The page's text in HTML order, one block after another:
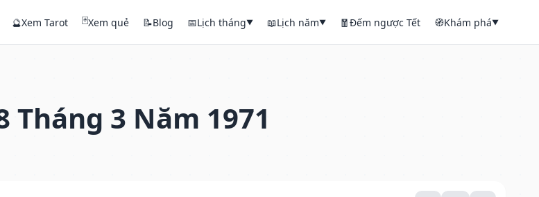
🔮Xem Tarot 🃏Xem quẻ 📝Blog 📅Lịch tháng▼ 📖Lịch năm▼ 🧧Đếm ngược Tết 🧭Khám phá▼
3 Năm 1971